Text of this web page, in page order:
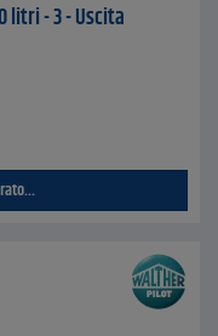
litri - 3 - Uscita